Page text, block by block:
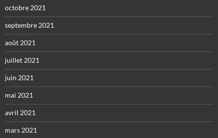
octobre 2021
septembre 2021
août 2021
juillet 2021
juin 2021
mai 2021
avril 2021
mars 2021